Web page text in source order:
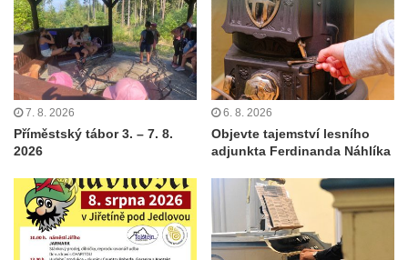
7. 8. 2026
Příměstský tábor 3. – 7. 8.
2026
6. 8. 2026
Objevte tajemství lesního
adjunkta Ferdinanda Náhlíka